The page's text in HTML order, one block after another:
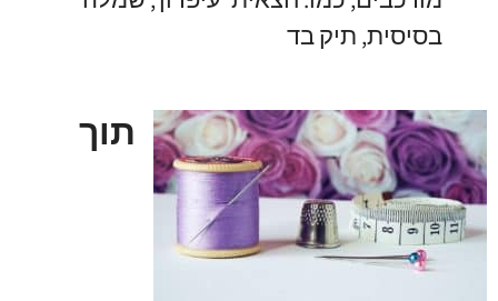
בסיסית, תיק בד
תוך